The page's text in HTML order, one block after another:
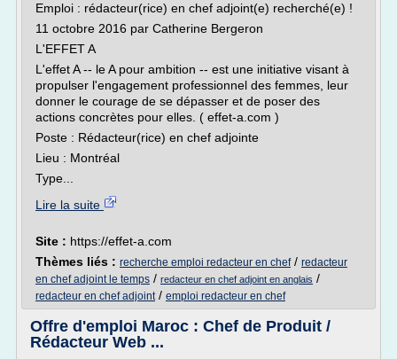
Emploi : rédacteur(rice) en chef adjoint(e) recherché(e) !
11 octobre 2016 par Catherine Bergeron
L'EFFET A
L'effet A -- le A pour ambition -- est une initiative visant à
propulser l'engagement professionnel des femmes, leur
donner le courage de se dépasser et de poser des
actions concrètes pour elles. ( effet-a.com )
Poste : Rédacteur(rice) en chef adjointe
Lieu : Montréal
Type...
Lire la suite
Site : https://effet-a.com
Thèmes liés : recherche emploi redacteur en chef/ redacteur
en chef adjoint le temps / redacteur en chef adjoint en anglais /
redacteur en chef adjoint/ emploi redacteur en chef
Offre d'emploi Maroc : Chef de Produit /
Rédacteur Web ...